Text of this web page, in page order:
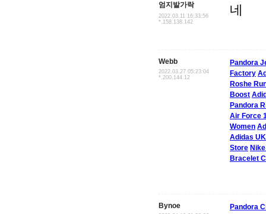
엄지발가락
2022.03.11 16:33:56
*.158.138.142
네
Webb
2022.03.27 05:23:04
*.200.144.12
Pandora
Factory
Roshe
Boost
Pandora
Air Force
Women
Adidas UK
Store
Bracelet
Bynoe
Pandora